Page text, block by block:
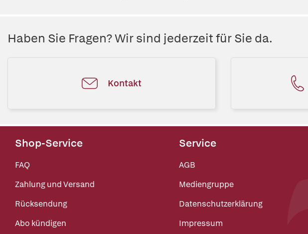
Haben Sie Fragen? Wir sind jederzeit für Sie da.
Kontakt
Shop-Service
FAQ
Zahlung und Versand
Rücksendung
Abo kündigen
Service
AGB
Mediengruppe
Datenschutzerklärung
Impressum